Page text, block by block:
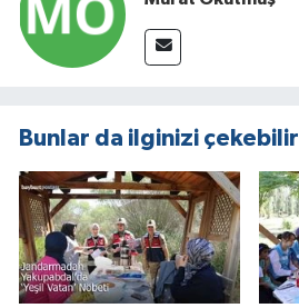
Bunlar da ilginizi çekebilir